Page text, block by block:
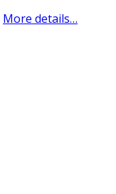
More details…